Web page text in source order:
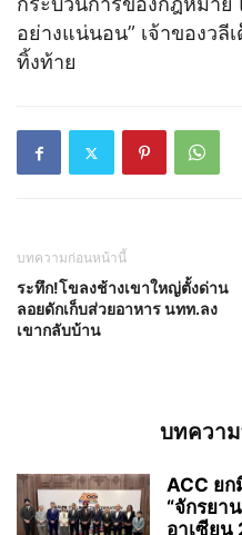
อย่างแน่นอน” เจ้าของวลี
ทิ้งท้าย
บทความก่อนหน้านี้
ระทึก!โขลงช้างเขาใหญ่ตั้งด่าน
ลอยดักเก็บส่วยอาหาร นทท.ลง
เขากลับบ้าน
บทความ
ACC ยก
“จักรยา
อาเซียน